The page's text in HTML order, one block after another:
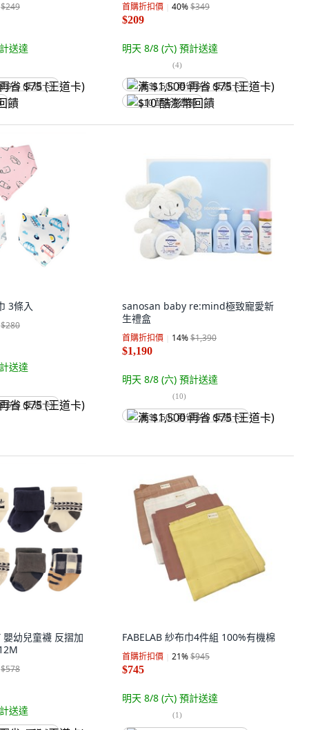
$249
送達
$75 (王道卡)
首購折扣價 40%$349
$209
明天 8/8 (六) 預計送達
(4)
满 $1,500 再省 $75 (王道卡)
$10 酷澎幣回饋
3條入
$280
送達
$75 (王道卡)
sanosan baby re:mind極致寵愛新
生禮盒
首購折扣價 14%$1,390
$1,190
明天 8/8 (六) 預計送達
(10)
满 $1,500 再省 $75 (王道卡)
嬰幼兒童襪 反摺加
$578
送達
FABELAB 紗布巾4件組 100%有機棉
首購折扣價 21%$945
$745
明天 8/8 (六) 預計送達
(1)